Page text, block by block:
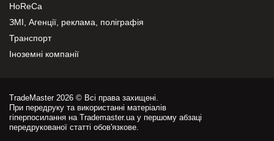
HoReCa
ЗМІ, Агенції, реклама, поліграфія
Транспорт
Іноземні компанії
TradeMaster 2026 © Всі права захищені.
При передруку та використанні матеріалів
гіперпосилання на Trademaster.ua у першому абзаці
передрукованої статті обов'язкове.